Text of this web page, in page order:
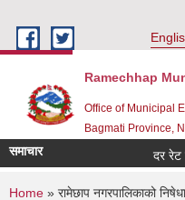
Ramechhap
Office of Municipal
Bagmati Province,
समाचार दर रेट पेश
Home » रामेछाप नगरपालिकाको